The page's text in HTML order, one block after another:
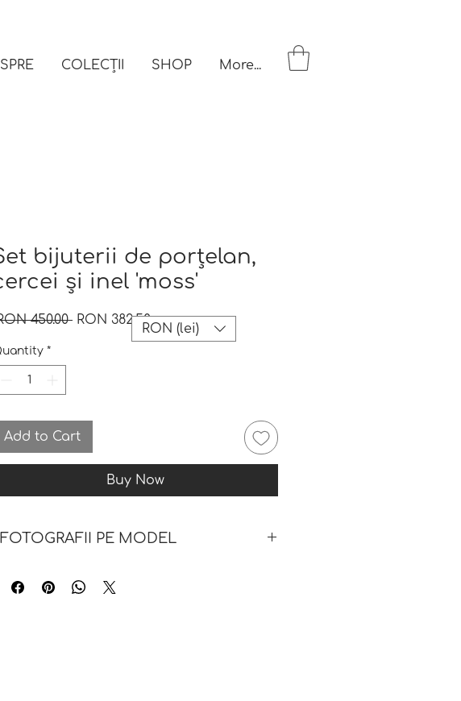
COLECȚII SHOP More...
bijuterii de porțelan,
și inel 'moss'
450.00 Regular
RON 382.50Sale
Price
*
Add to Cart
Buy Now
PE MODEL
poate diferi ușor față de realitate -
RON (lei)